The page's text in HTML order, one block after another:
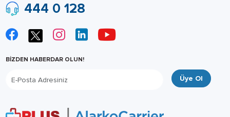
444 0 128
BİZDEN HABERDAR OLUN!
Üye Ol